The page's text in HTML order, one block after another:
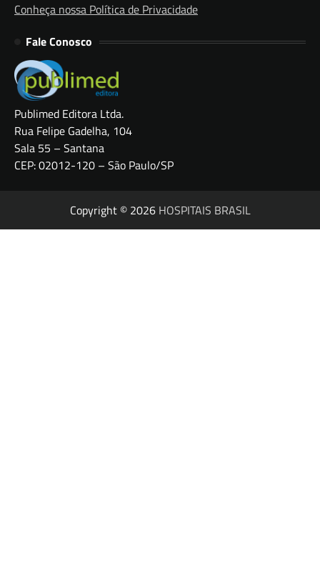
Conheça nossa Política de Privacidade
Fale Conosco
Publimed Editora Ltda.
Rua Felipe Gadelha, 104
Sala 55 – Santana
CEP: 02012-120 – São Paulo/SP
Copyright © 2026 HOSPITAIS BRASIL